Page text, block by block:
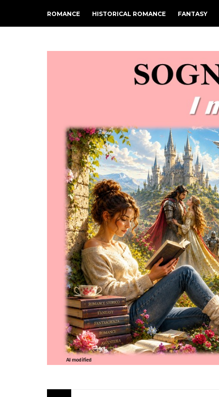
ROMANCE HISTORICAL ROMANCE FANTASY